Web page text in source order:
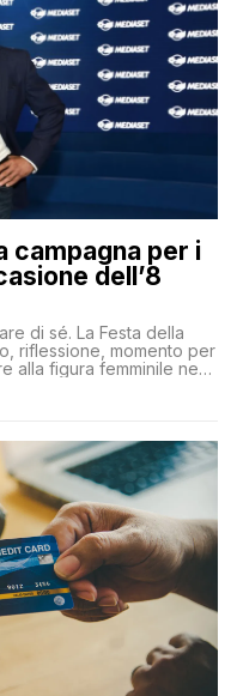
campagna per i
dell’8
di sé. La Festa della
riflessione, momento per
alla figura femminile nella
un messaggio “forte e